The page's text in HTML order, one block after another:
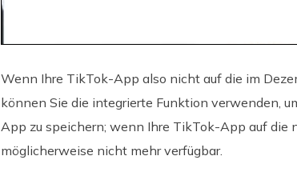
Wenn Ihre TikTok-App also nicht auf die im
können Sie die integrierte Funktion verwenden,
App zu speichern; wenn Ihre TikTok-App auf die
möglicherweise nicht mehr verfügbar.